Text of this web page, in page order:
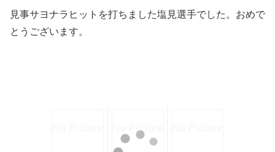
見事サヨナラヒットを打ちました塩見選手でした。おめで
とうございます。